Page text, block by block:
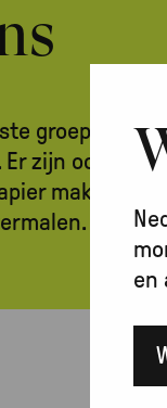
groepen zijn
Er zijn ook
maken,
Dat
en